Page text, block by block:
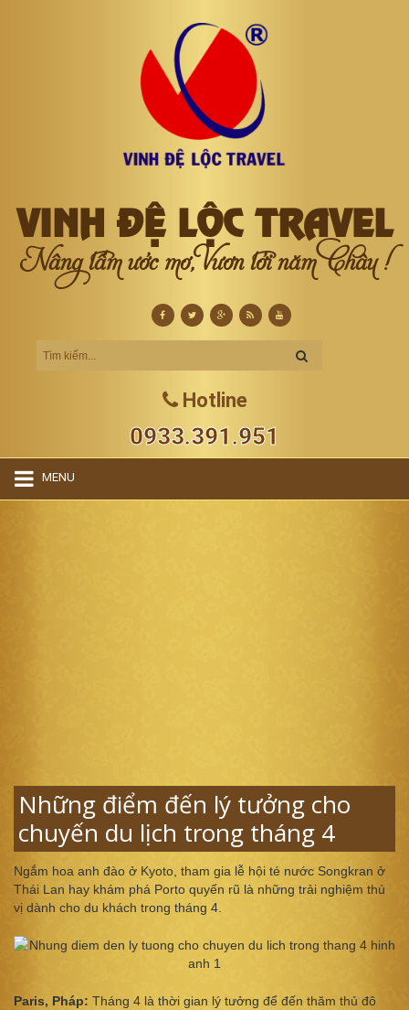
VINH ĐỆ LỘC TRAVEL
Nâng tầm ước mơ, Vươn tới năm Châu !
Hotline
0933.391.951
MENU
Những điểm đến lý tưởng cho
chuyến du lịch trong tháng 4
Ngắm hoa anh đào ở Kyoto, tham gia lễ hội té nước Songkran ở
Thái Lan hay khám phá Porto quyến rũ là những trải nghiệm thú
vị dành cho du khách trong tháng 4.
Paris, Pháp: Tháng 4 là thời gian lý tưởng để đến thăm thủ đô